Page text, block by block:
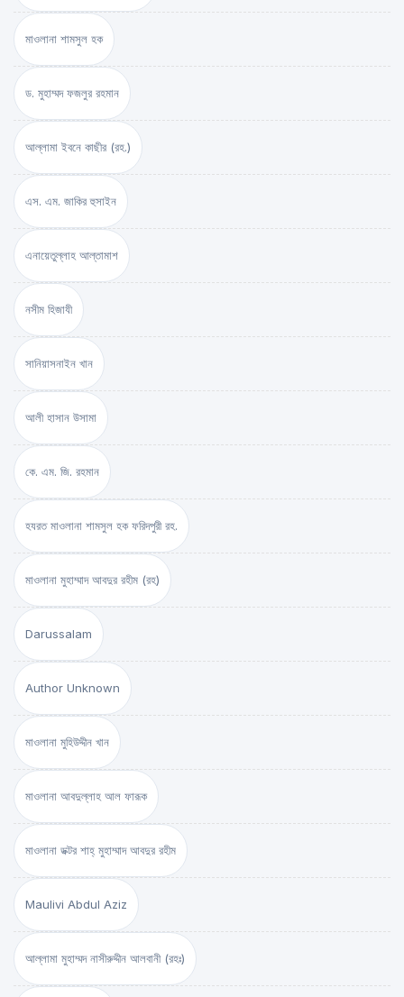
মাওলানা শামসুল হক
ড. মুহাম্মদ ফজলুর রহমান
আল্লামা ইবনে কাছীর (রহ.)
এস. এম. জাকির হুসাইন
এনায়েতুল্লাহ আল্‌তামাশ
নসীম হিজাযী
সানিয়াসনাইন খান
আলী হাসান উসামা
কে. এম. জি. রহমান
হযরত মাওলানা শামসুল হক ফরিদপুরী রহ.
মাওলানা মুহাম্মাদ আবদুর রহীম (রহ)
Darussalam
Author Unknown
মাওলানা মুহিউদ্দীন খান
মাওলানা আবদুল্লাহ আল ফারূক
মাওলানা ডক্টর শাহ্‌ মুহাম্মাদ আবদুর রহীম
Maulivi Abdul Aziz
আল্লামা মুহাম্মদ নাসীরুদ্দীন আলবানী (রহঃ)